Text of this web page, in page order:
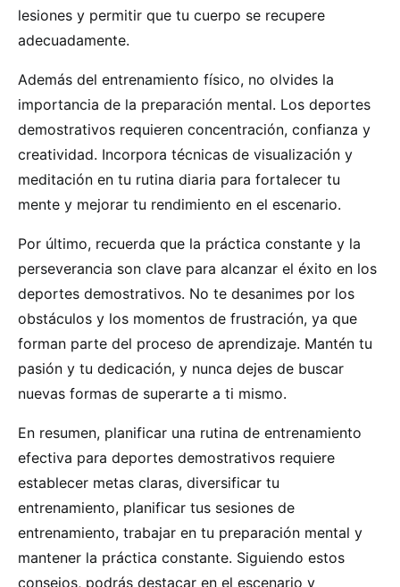
lesiones y permitir que tu cuerpo se recupere
adecuadamente.
Además del entrenamiento físico, no olvides la
importancia de la preparación mental. Los deportes
demostrativos requieren concentración, confianza y
creatividad. Incorpora técnicas de visualización y
meditación en tu rutina diaria para fortalecer tu
mente y mejorar tu rendimiento en el escenario.
Por último, recuerda que la práctica constante y la
perseverancia son clave para alcanzar el éxito en los
deportes demostrativos. No te desanimes por los
obstáculos y los momentos de frustración, ya que
forman parte del proceso de aprendizaje. Mantén tu
pasión y tu dedicación, y nunca dejes de buscar
nuevas formas de superarte a ti mismo.
En resumen, planificar una rutina de entrenamiento
efectiva para deportes demostrativos requiere
establecer metas claras, diversificar tu
entrenamiento, planificar tus sesiones de
entrenamiento, trabajar en tu preparación mental y
mantener la práctica constante. Siguiendo estos
consejos, podrás destacar en el escenario y